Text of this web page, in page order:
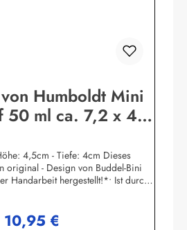
Humboldt Mini
50 ml ca. 7,2 x 4,5
4,5cm - Tiefe: 4cm Dieses
original - Design von Buddel-Bini
Handarbeit hergestellt!*• Ist durch
Goldpapier - Schild gedruckt.• Ist
Regulärer Preis:
10,95 €